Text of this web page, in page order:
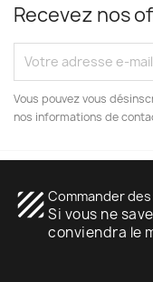
Recevez nos
Vous pouvez vous
nos informations de
texture Commander
Si vous ne
conviendra le